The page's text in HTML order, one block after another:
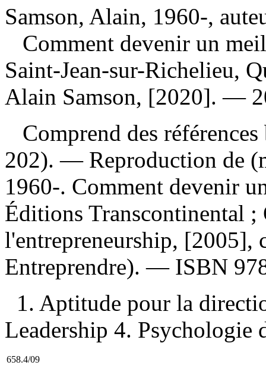
Samson, Alain, 1960-,
Comment devenir un
Saint-Jean-sur-Richelieu,
Alain Samson, [2020]. —
Comprend des
202). — Reproduction de
1960-. Comment devenir
Éditions Transcontinental ;
l'entrepreneurship, [2005],
Entreprendre). — ISBN
1. Aptitude pour la
Leadership 4. Psychologie
658.4/09